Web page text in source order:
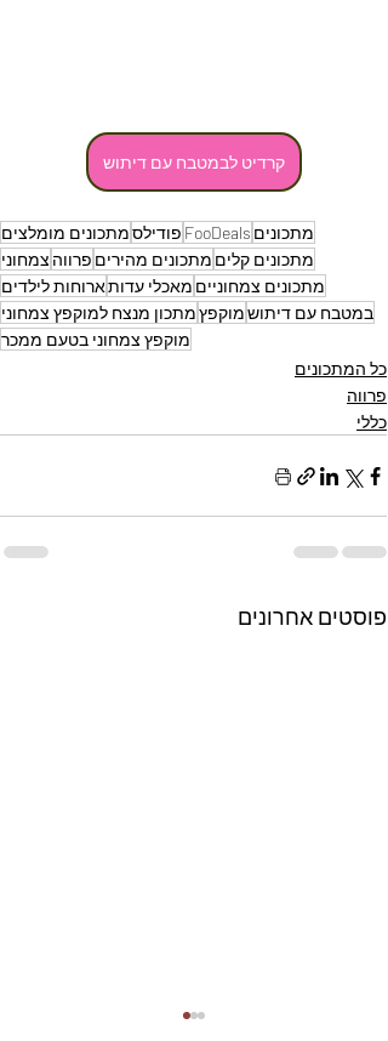
קרדיט לבמטבח עם דיתוש
מתכונים FooDeals פודילסמתכונים מומלצים
מתכונים קלים מתכונים מהירים פרווה צמחוני
מתכונים צמחוניים מאכלי עדותארוחות לילדים
במטבח עם דיתושמוקפץמתכון מנצח למוקפץ צמחוני
מוקפץ צמחוני בטעם ממכר
כל המתכונים
פרווה
כללי
פוסטים אחרונים